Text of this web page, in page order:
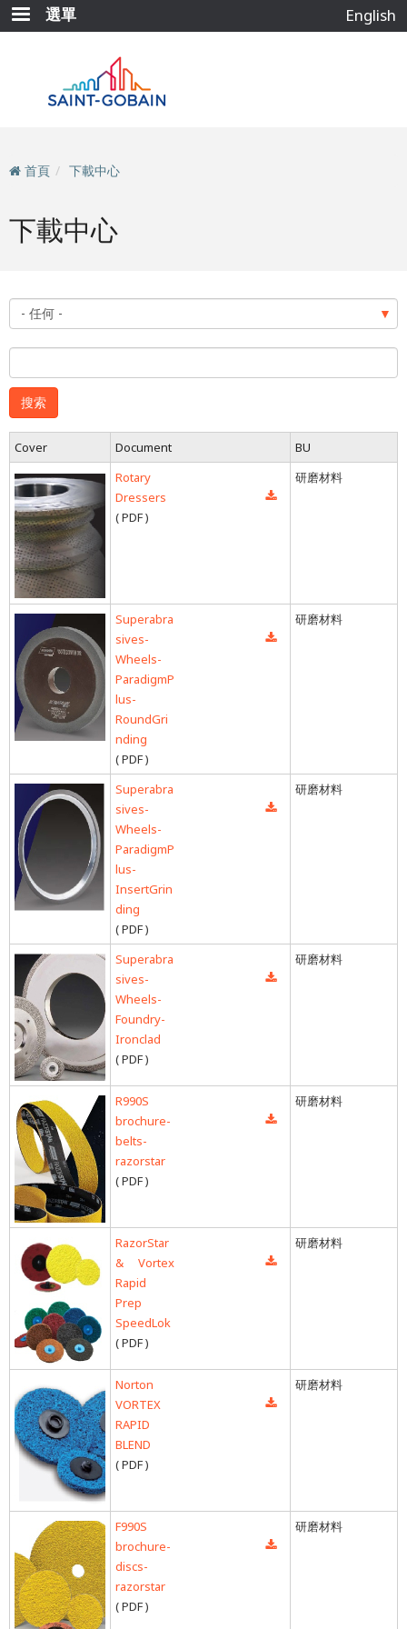
移
至
選單 English
首頁 下載中心
下載中心
Cover Document
BU
Rotary
Dressers
( PDF )
研磨材料
Superabra
sives-
Wheels-
ParadigmP
lus-
RoundGri
nding
( PDF )
研磨材料
Superabra
sives-
Wheels-
ParadigmP
lus-
InsertGrin
ding
( PDF )
研磨材料
Superabra
sives-
Wheels-
Foundry-
Ironclad
( PDF )
研磨材料
R990S
brochure-
belts-
razorstar
( PDF )
研磨材料
RazorStar
& Vortex
Rapid
Prep
SpeedLok
( PDF )
研磨材料
Norton
VORTEX
RAPID
BLEND
( PDF )
研磨材料
F990S
brochure-
discs-
razorstar
( PDF )
研磨材料